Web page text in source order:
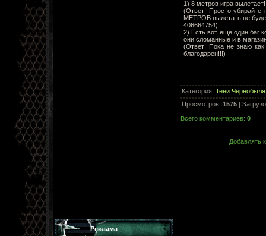
Реклама
1) 8 метров игра вылетает!
(Ответ! Просто
МЕТРОВ вылетать не
406664754)
2) Есть вот ещё один баг
они сломанные и в
(Ответ! Пока не знаю
благодарен!!!)
Категория: Тени Чернобыля
Просмотров: 1575 |
Всего комментариев: 0
Добавлять